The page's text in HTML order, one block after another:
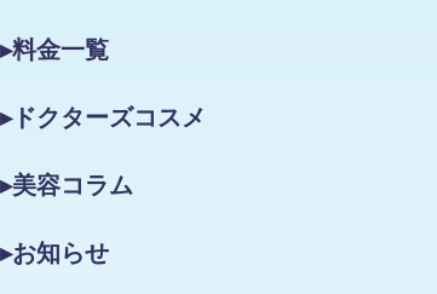
▸料金一覧
▸ドクターズコスメ
▸美容コラム
▸お知らせ